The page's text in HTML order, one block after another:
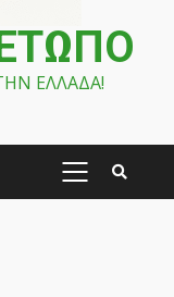
ΕΛΛΑΔΑ!
PRIMARY